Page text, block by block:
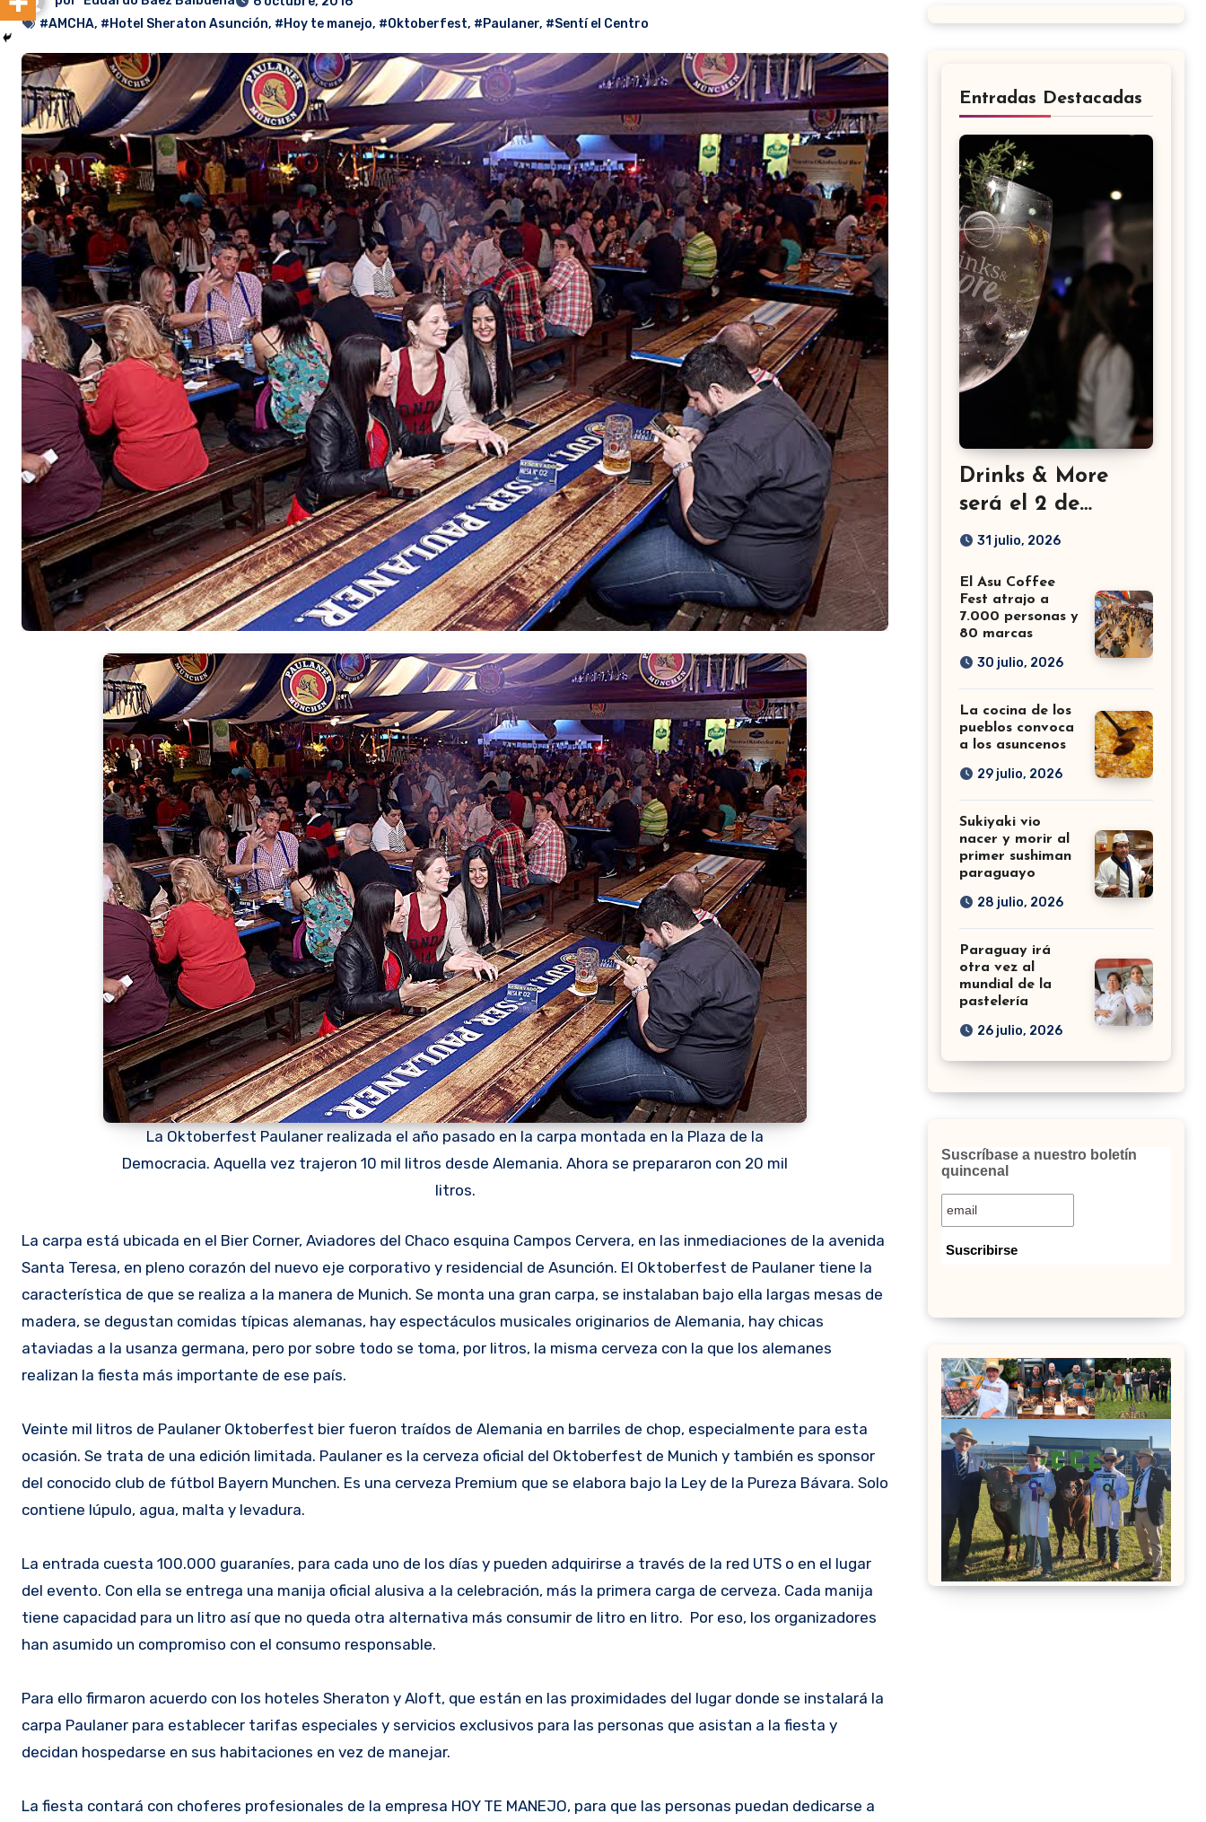
#AMCHA, #Hotel Sheraton Asunción, #Hoy te manejo, #Oktoberfest, #Paulaner, #Sentí el Centro
La Oktoberfest Paulaner realizada el año pasado en la carpa montada en la Plaza de la
Democracia. Aquella vez trajeron 10 mil litros desde Alemania. Ahora se prepararon con 20 mil
litros.
La carpa está ubicada en el Bier Corner, Aviadores del Chaco esquina Campos Cervera, en las inmediaciones de la avenida
Santa Teresa, en pleno corazón del nuevo eje corporativo y residencial de Asunción. El Oktoberfest de Paulaner tiene la
característica de que se realiza a la manera de Munich. Se monta una gran carpa, se instalaban bajo ella largas mesas de
madera, se degustan comidas típicas alemanas, hay espectáculos musicales originarios de Alemania, hay chicas
ataviadas a la usanza germana, pero por sobre todo se toma, por litros, la misma cerveza con la que los alemanes
realizan la fiesta más importante de ese país.
Veinte mil litros de Paulaner Oktoberfest bier fueron traídos de Alemania en barriles de chop, especialmente para esta
ocasión. Se trata de una edición limitada. Paulaner es la cerveza oficial del Oktoberfest de Munich y también es sponsor
del conocido club de fútbol Bayern Munchen. Es una cerveza Premium que se elabora bajo la Ley de la Pureza Bávara. Solo
contiene lúpulo, agua, malta y levadura.
La entrada cuesta 100.000 guaraníes, para cada uno de los días y pueden adquirirse a través de la red UTS o en el lugar
del evento. Con ella se entrega una manija oficial alusiva a la celebración, más la primera carga de cerveza. Cada manija
tiene capacidad para un litro así que no queda otra alternativa más consumir de litro en litro. Por eso, los organizadores
han asumido un compromiso con el consumo responsable.
Para ello firmaron acuerdo con los hoteles Sheraton y Aloft, que están en las proximidades del lugar donde se instalará la
carpa Paulaner para establecer tarifas especiales y servicios exclusivos para las personas que asistan a la fiesta y
decidan hospedarse en sus habitaciones en vez de manejar.
La fiesta contará con choferes profesionales de la empresa HOY TE MANEJO, para que las personas puedan dedicarse a
Entradas Destacadas
Drinks & More
será el 2 de
setiembre en el
31 julio, 2026
El Asu Coffee
Fest atrajo a
7.000 personas y
80 marcas
30 julio, 2026
La cocina de los
pueblos convoca
a los asuncenos
29 julio, 2026
Sukiyaki vio
nacer y morir al
primer sushiman
paraguayo
28 julio, 2026
Paraguay irá
otra vez al
mundial de la
pastelería
26 julio, 2026
Suscríbase a nuestro boletín
quincenal